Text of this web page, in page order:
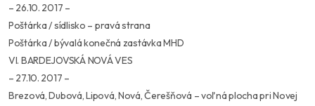
– 26.10. 2017 –
Poštárka / sídlisko – pravá strana
Poštárka / bývalá konečná zastávka MHD
VI. BARDEJOVSKÁ NOVÁ VES
– 27.10. 2017 –
Brezová, Dubová, Lipová, Nová, Čerešňová – voľná plocha pri Novej